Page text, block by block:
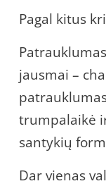
Pagal kitus
jausmai –
trumpalaikė
santykių
Dar vienas